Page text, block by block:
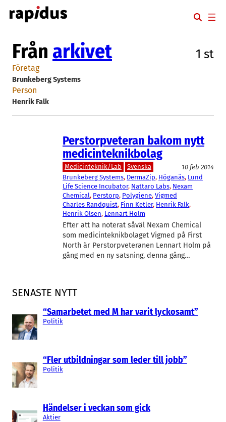
Hoppa
till
SENASTE NYTT
“Samarbetet med M har varit lyckosamt”
Politik
“Fler utbildningar som leder till jobb”
Politik
Händelser i veckan som gick
Aktier
Från arkivet 1 st
Företag
Brunkeberg Systems
Person
Henrik Falk
Perstorpveteran bakom nytt
medicinteknikbolag
Medicinteknik/Lab Svenska
10 feb 2014
Brunkeberg Systems, DermaZip, Höganäs, Lund
Life Science Incubator, Nattaro Labs, Nexam
Chemical, Perstorp, Polygiene, Vigmed
Charles Randquist, Finn Ketler, Henrik Falk
Henrik Olsen, Lennart Holm
Efter att ha noterat såväl Nexam Chemical
som medicinteknikbolaget Vigmed på First
North är Perstorpveteranen Lennart Holm på
gång med en ny satsning, denna gång…